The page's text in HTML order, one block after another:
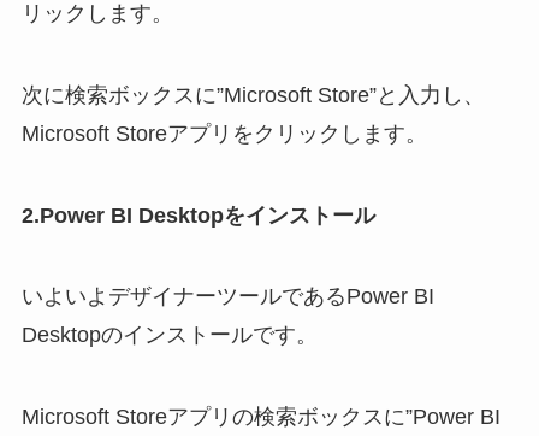
リックします。
次に検索ボックスに”Microsoft Store”と入力し、
Microsoft Storeアプリをクリックします。
2.Power BI Desktopをインストール
いよいよデザイナーツールであるPower BI
Desktopのインストールです。
Microsoft Storeアプリの検索ボックスに”Power BI